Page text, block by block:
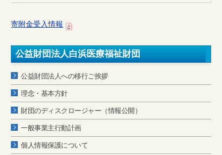
寄附金受入情報
公益財団法人白浜医療福祉財団
公益財団法人への移行ご挨拶
理念・基本方針
財団のディスクロージャー（情報公開）
一般事業主行動計画
個人情報保護について